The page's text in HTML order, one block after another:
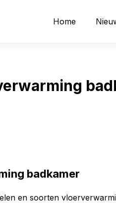
Home
badkamer
en soorten